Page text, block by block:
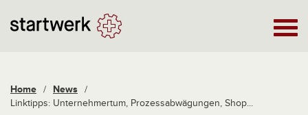
Home / News /
Linktipps: Unternehmertum, Prozessabwägungen, Shop...